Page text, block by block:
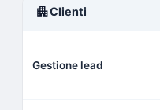
apartmentClienti
Gestione lead